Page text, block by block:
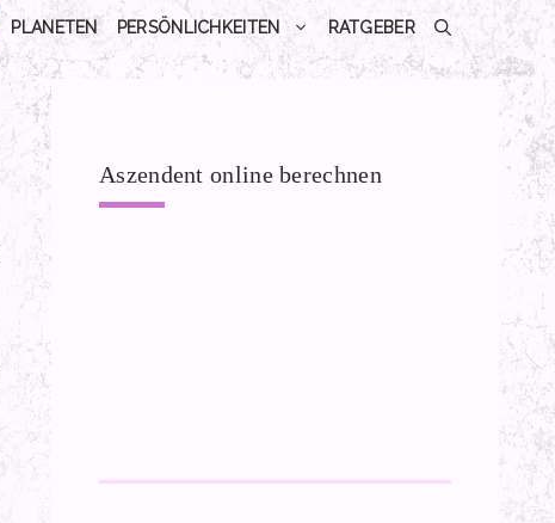
PLANETEN PERSÖNLICHKEITEN RATGEBER
Aszendent online berechnen